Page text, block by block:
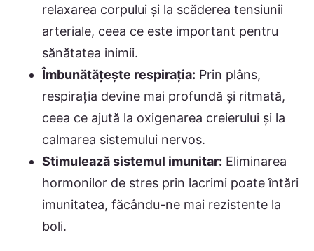
relaxarea corpului și la scăderea tensiunii
arteriale, ceea ce este important pentru
sănătatea inimii.
Îmbunătățește respirația: Prin plâns,
respirația devine mai profundă și ritmată,
ceea ce ajută la oxigenarea creierului și la
calmarea sistemului nervos.
Stimulează sistemul imunitar: Eliminarea
hormonilor de stres prin lacrimi poate întări
imunitatea, făcându-ne mai rezistente la
boli.